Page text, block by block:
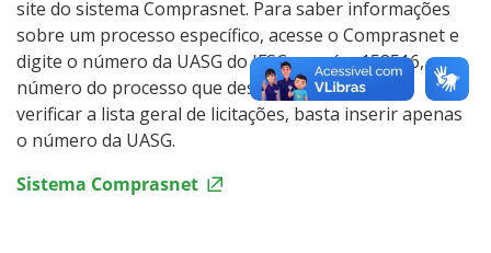
site do sistema Comprasnet. Para saber informações
sobre um processo específico, acesse o Comprasnet e
digite o número da UASG do IFSC, que é o 158516, e o
número do processo que deseja consultar. Para
verificar a lista geral de licitações, basta inserir apenas
o número da UASG.
Sistema Comprasnet